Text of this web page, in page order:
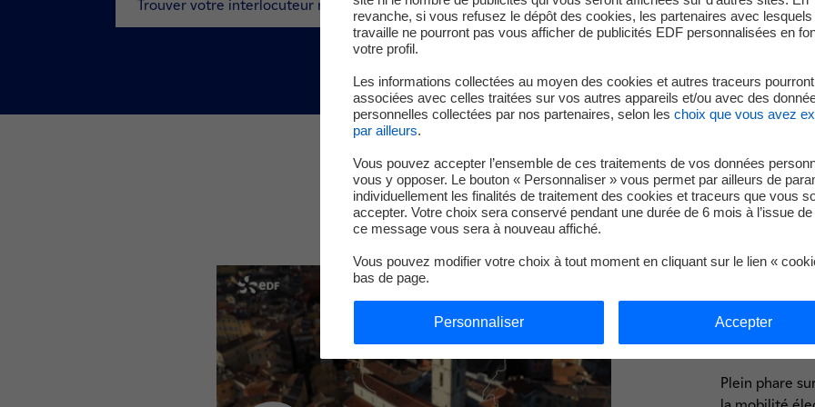
Trouver votre interlocuteur régional
Ils nous font confiance
de
à
Plein phare
revanche, si vous refusez le dépôt des cookies, les partenaires avec
travaille ne pourront pas vous afficher de publicités EDF personnalisées en
votre profil.
Les informations collectées au moyen des cookies et autres traceurs
associées avec celles traitées sur vos autres appareils et/ou avec des
personnelles collectées par nos partenaires, selon les choix que vous avez
par ailleurs.
Vous pouvez accepter l’ensemble de ces traitements de vos données
vous y opposer. Le bouton « Personnaliser » vous permet par ailleurs de
individuellement les finalités de traitement des cookies et traceurs que vous
accepter. Votre choix sera conservé pendant une durée de 6 mois à l’issue de
ce message vous sera à nouveau affiché.
Vous pouvez modifier votre choix à tout moment en cliquant sur le lien «
bas de page.
Personnaliser Accepter